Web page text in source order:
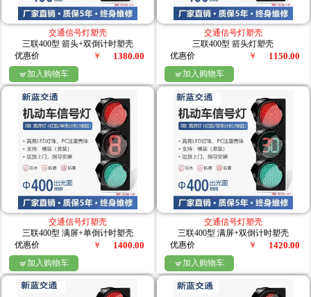
交通信号灯塑壳
三联400型 箭头+双倒计时塑壳
优惠价
￥ 1380.00
加入购物车
交通信号灯塑壳
三联400型 箭头灯塑壳
优惠价
￥ 1150.00
加入购物车
交通信号灯塑壳
三联400型 满屏+单倒计时塑壳
优惠价
￥ 1400.00
加入购物车
交通信号灯塑壳
三联400型 满屏+双倒计时塑壳
优惠价
￥ 1420.00
加入购物车